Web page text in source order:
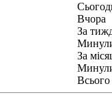
Вчора
За
За
Всього